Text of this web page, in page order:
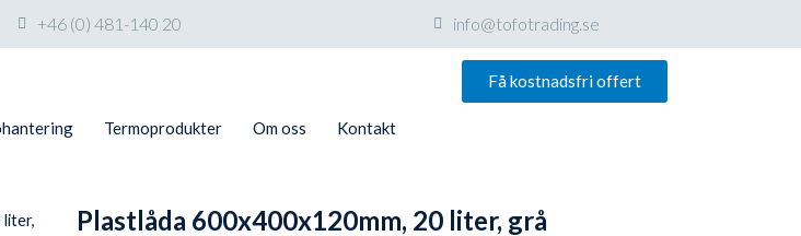
+46 (0) 481-140 20 info@tofotrading.se
Få kostnadsfri offert
Termoprodukter Om oss Kontakt
Plastlåda 600x400x120mm, 20 liter, grå